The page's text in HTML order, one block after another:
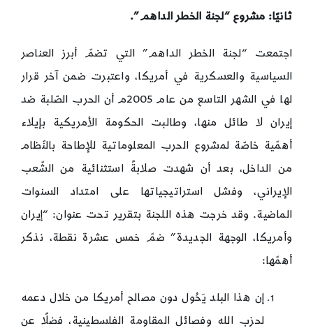
ثانيًا: مشروع “لجنة الخطر الداهم”.
اجتمعت “لجنة الخطر الداهم” التي تضمّ أبرز العناصر
السياسية والعسكرية في أمريكا، واعتبرت ضمن آخر قرار
لها في الشهر التاسع من عام 2005م أن الحرب الصّلبة ضد
إيران لا طائل منها، وطالبت الحكومة الأمريكية بإيلاء
أهمّية خاصّة لمشروع الحرب المعلوماتية للإطاحة بالنّظام
من الداخل، بعد أن شهدت صلابةً استثنائية من الشّعب
الإيراني، وفشل استراتيجياتها على امتداد السنوات
الماضية. وقد خرجت هذه اللجنة بتقرير تحت عنوان: “إيران
وأمريكا، الوجهة الجديدة” ضمّ خمس عشرة نقطة، نذكر
أهمّها:
إن هذا البلد يَحُول دون مصالح أمريكا من خلال دعمه
لحزب الله وفصائل المقاومة الفلسطينية، فضلًا عن